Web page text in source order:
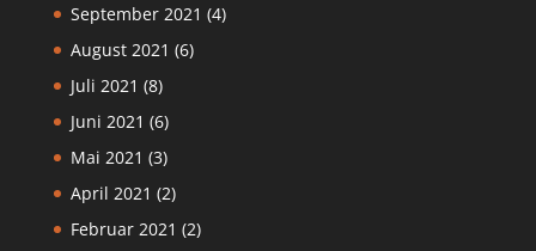
September 2021 (4)
August 2021 (6)
Juli 2021 (8)
Juni 2021 (6)
Mai 2021 (3)
April 2021 (2)
Februar 2021 (2)